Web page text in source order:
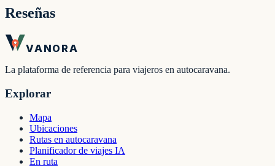
Reseñas
VANORA
La plataforma de referencia para viajeros en autocaravana.
Explorar
Mapa
Ubicaciones
Rutas en autocaravana
Planificador de viajes IA
En ruta